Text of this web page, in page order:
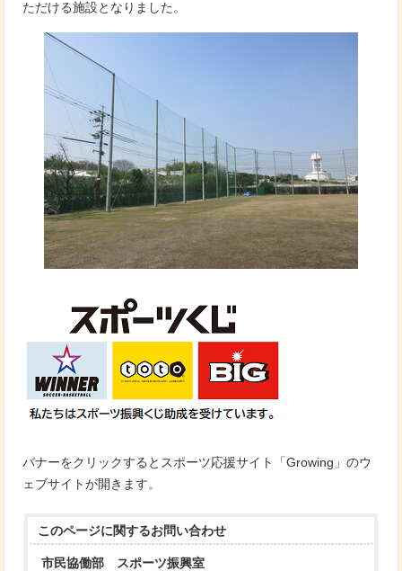
ただける施設となりました。
バナーをクリックするとスポーツ応援サイト「Growing」のウ
ェブサイトが開きます。
このページに関するお問い合わせ
市民協働部 スポーツ振興室